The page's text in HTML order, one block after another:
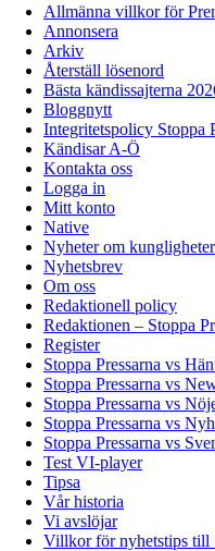
Allmänna villkor för
Annonsera
Arkiv
Återställ lösenord
Bästa kändissajterna
Bloggnytt
Integritetspolicy Stoppa
Kändisar A-Ö
Kontakta oss
Logga in
Mitt konto
Native
Nyheter om
Nyhetsbrev
Om oss
Redaktionell policy
Redaktionen – Stoppa
Register
Stoppa Pressarna vs
Stoppa Pressarna vs
Stoppa Pressarna vs
Stoppa Pressarna vs
Stoppa Pressarna vs
Test VI-player
Tipsa
Vår historia
Vi avslöjar
Villkor för nyhetstips till